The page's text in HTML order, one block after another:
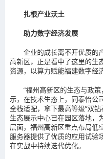
扎根产业沃土
助力数字经济发展
企业的成长离不开优质的
高新区，正是看中了这里的生
资源，以算力赋能福建数字经
“福州高新区的生态与政策
示，在技术生态上，同泰怡公
全栈适配，拿下最高等级“双
生态展示中心已在园区落地，
层面，福州高新区重点布局低
服务器提供了优质的应用试验
在实战中持续迭代优化。